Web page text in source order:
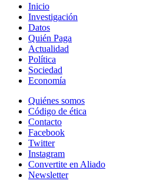
Inicio
Investigación
Datos
Quién Paga
Actualidad
Política
Sociedad
Economía
Quiénes somos
Código de ética
Contacto
Facebook
Twitter
Instagram
Convertite en Aliado
Newsletter